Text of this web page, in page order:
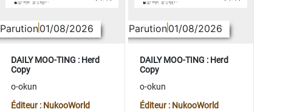
Parution01/08/2026
DAILY MOO-TING : Herd
Copy
o-okun
Éditeur : NukooWorld
Parution01/08/2026
DAILY MOO-TING : Herd
Copy
o-okun
Éditeur : NukooWorld